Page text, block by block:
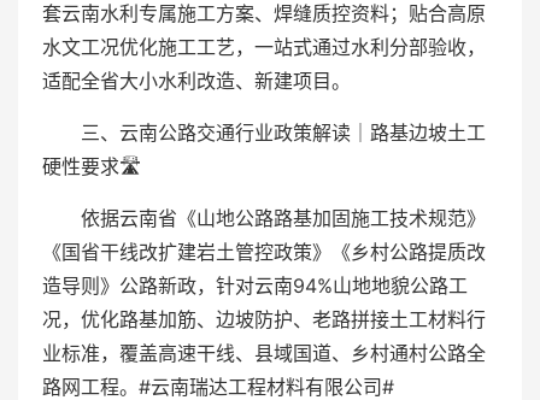
套云南水利专属施工方案、焊缝质控资料；贴合高原
水文工况优化施工工艺，一站式通过水利分部验收，
适配全省大小水利改造、新建项目。
三、云南公路交通行业政策解读｜路基边坡土工
硬性要求🛣️
依据云南省《山地公路路基加固施工技术规范》
《国省干线改扩建岩土管控政策》《乡村公路提质改
造导则》公路新政，针对云南94%山地地貌公路工
况，优化路基加筋、边坡防护、老路拼接土工材料行
业标准，覆盖高速干线、县域国道、乡村通村公路全
路网工程。#云南瑞达工程材料有限公司#